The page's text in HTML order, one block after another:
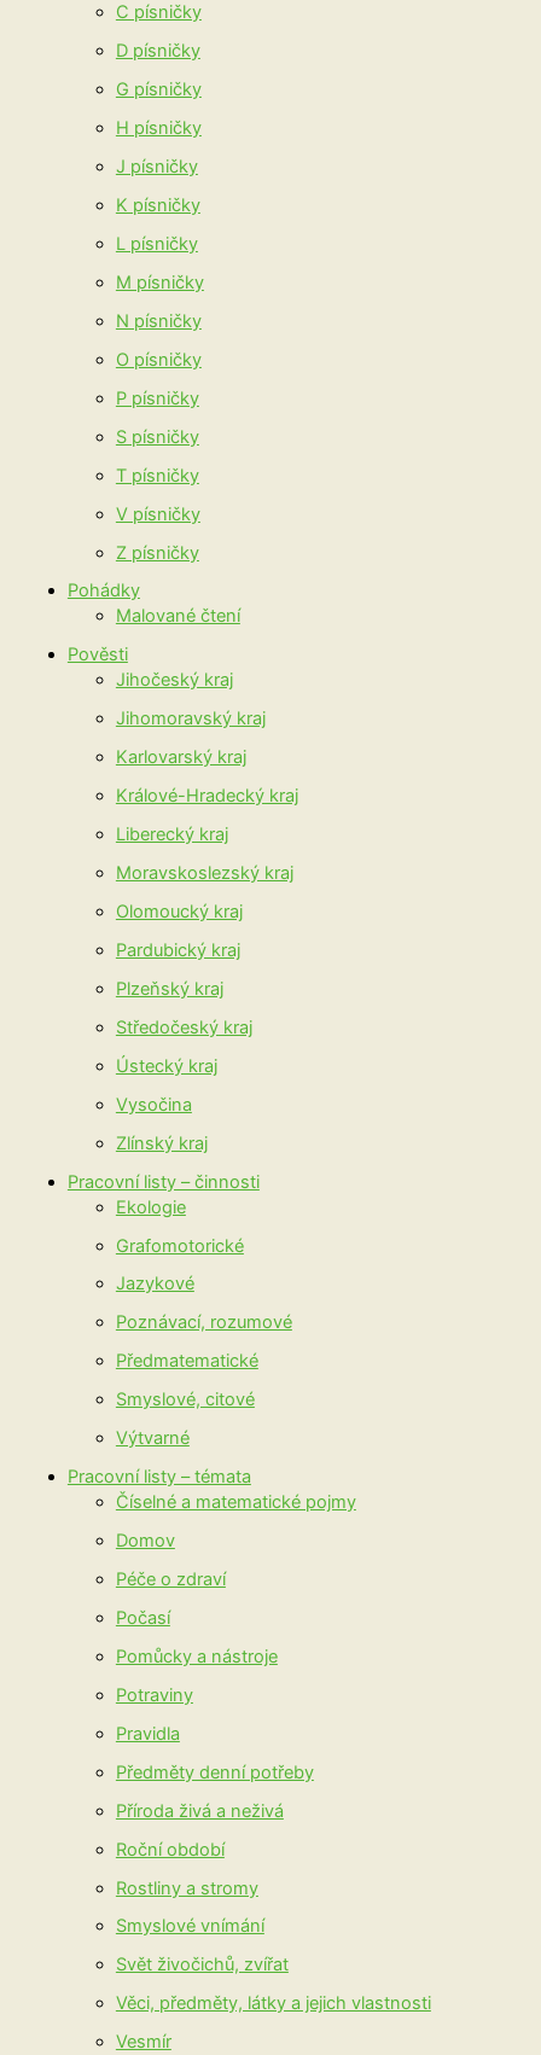
C písničky
D písničky
G písničky
H písničky
J písničky
K písničky
L písničky
M písničky
N písničky
O písničky
P písničky
S písničky
T písničky
V písničky
Z písničky
Pohádky
Malované čtení
Pověsti
Jihočeský kraj
Jihomoravský kraj
Karlovarský kraj
Králové-Hradecký kraj
Liberecký kraj
Moravskoslezský kraj
Olomoucký kraj
Pardubický kraj
Plzeňský kraj
Středočeský kraj
Ústecký kraj
Vysočina
Zlínský kraj
Pracovní listy – činnosti
Ekologie
Grafomotorické
Jazykové
Poznávací, rozumové
Předmatematické
Smyslové, citové
Výtvarné
Pracovní listy – témata
Číselné a matematické pojmy
Domov
Péče o zdraví
Počasí
Pomůcky a nástroje
Potraviny
Pravidla
Předměty denní potřeby
Příroda živá a neživá
Roční období
Rostliny a stromy
Smyslové vnímání
Svět živočichů, zvířat
Věci, předměty, látky a jejich vlastnosti
Vesmír